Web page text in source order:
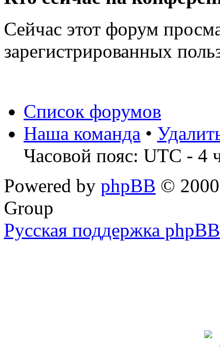
Сейчас этот форум
зарегистрированных
Список форумов
Наша команда •
Часовой пояс: UTC - 4
Powered by phpBB ©
Group
Русская поддержка phpBB